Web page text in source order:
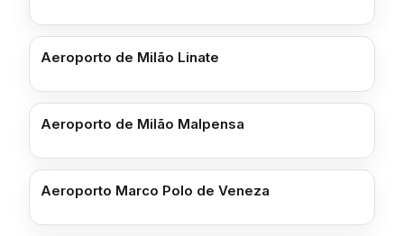
Aeroporto de Milão Linate
Aeroporto de Milão Malpensa
Aeroporto Marco Polo de Veneza